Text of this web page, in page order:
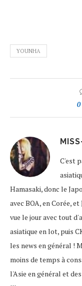
YOUNHA
0
C'est
Hamasaki, donc le
avec BOA, en Corée, et
vue le jour avec tout
asiatique en lot, puis
les news en général !
moins de temps à
l'Asie en général et